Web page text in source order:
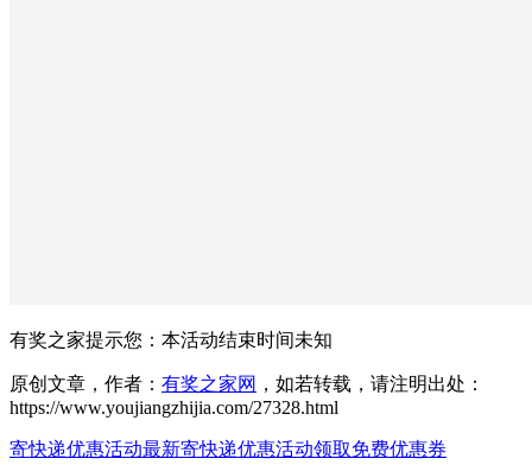
有奖之家提示您： 本活动结束时间未知
原创文章，作者： 有奖之家网 ，如若转载，请注明出处：
https://www.youjiangzhijia.com/27328.html
寄快递优惠活动最新寄快递优惠活动领取免费优惠券